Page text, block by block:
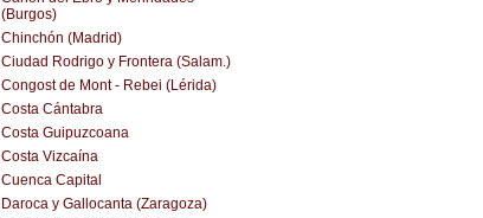
(Burgos)
Chinchón (Madrid)
Ciudad Rodrigo y Frontera (Salam.)
Congost de Mont - Rebei (Lérida)
Costa Cántabra
Costa Guipuzcoana
Costa Vizcaína
Cuenca Capital
Daroca y Gallocanta (Zaragoza)